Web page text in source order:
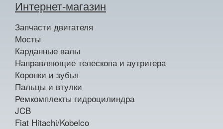
Интернет-магазин
Запчасти двигателя
Мосты
Карданные валы
Направляющие телескопа и аутригера
Коронки и зубья
Пальцы и втулки
Ремкомплекты гидроцилиндра
JCB
Fiat Hitachi/Kobelco